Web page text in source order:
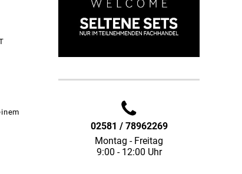
02581 / 78962269
Montag - Freitag
9:00 - 12:00 Uhr